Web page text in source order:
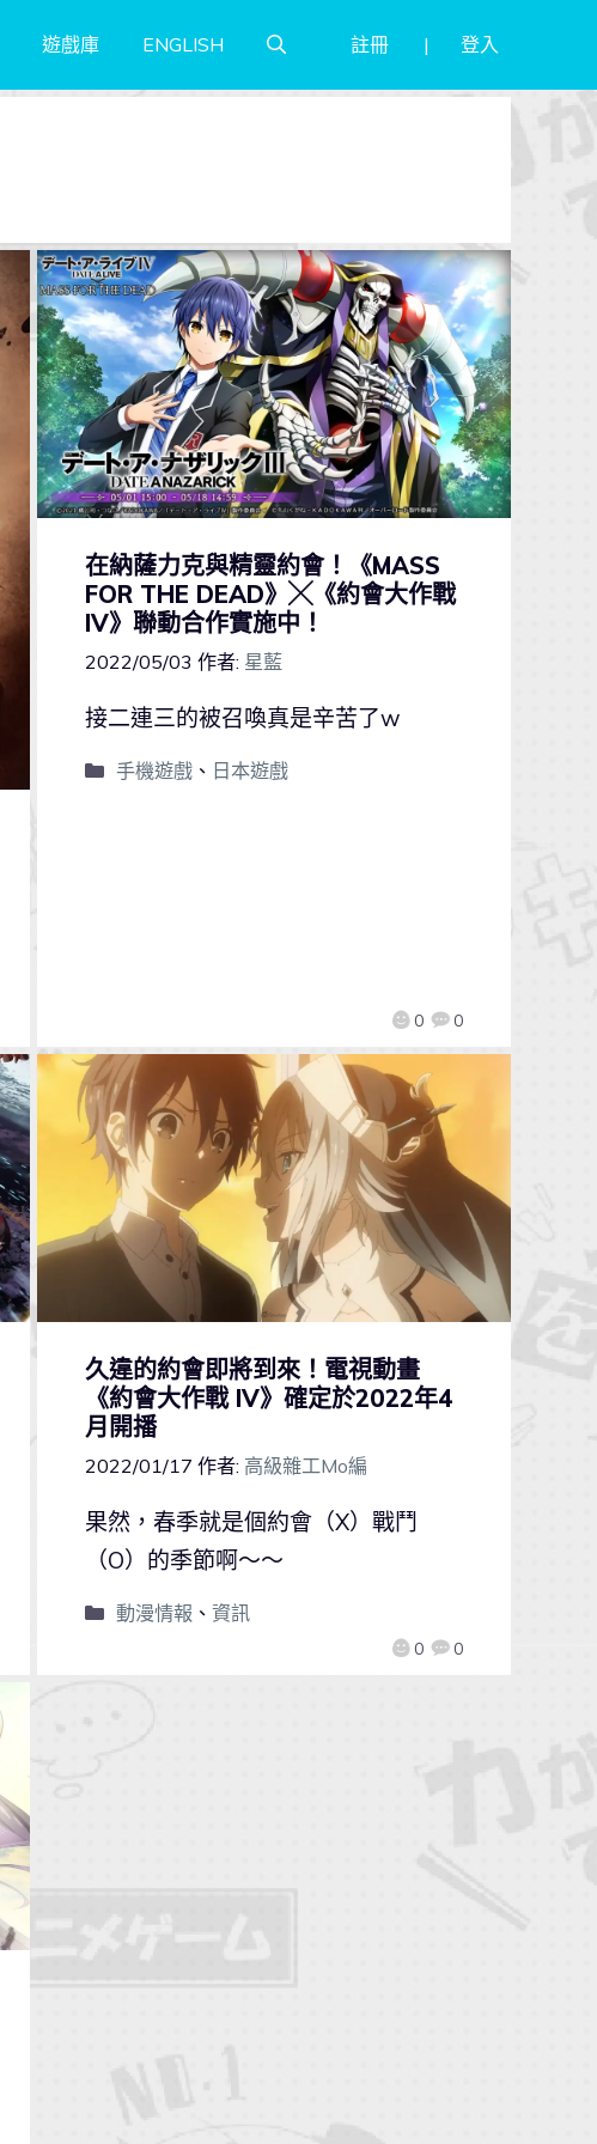
遊戲庫 ENGLISH 註冊 登入
在納薩力克與精靈約會！《MASS
FOR THE DEAD》╳《約會大作戰
IV》聯動合作實施中！
2022/05/03 作者: 星藍
0 0
接二連三的被召喚真是辛苦了w
手機遊戲、 日本遊戲
久違的約會即將到來！電視動畫
《約會大作戰 IV》確定於2022年4
月開播
2022/01/17 作者: 高級雜工Mo編
0 0
果然，春季就是個約會（X）戰鬥
（O）的季節啊～～
動漫情報 、 資訊